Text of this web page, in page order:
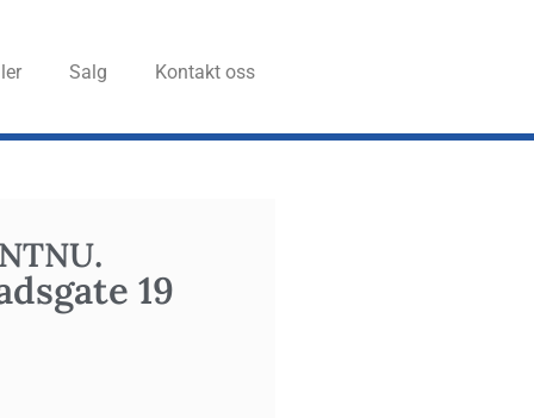
Salg Kon­takt oss
.
19